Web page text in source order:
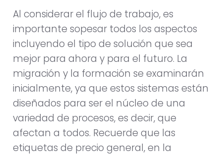
Al considerar el flujo de trabajo, es
importante sopesar todos los aspectos
incluyendo el tipo de solución que sea
mejor para ahora y para el futuro. La
migración y la formación se examinarán
inicialmente, ya que estos sistemas están
diseñados para ser el núcleo de una
variedad de procesos, es decir, que
afectan a todos. Recuerde que las
etiquetas de precio general, en la